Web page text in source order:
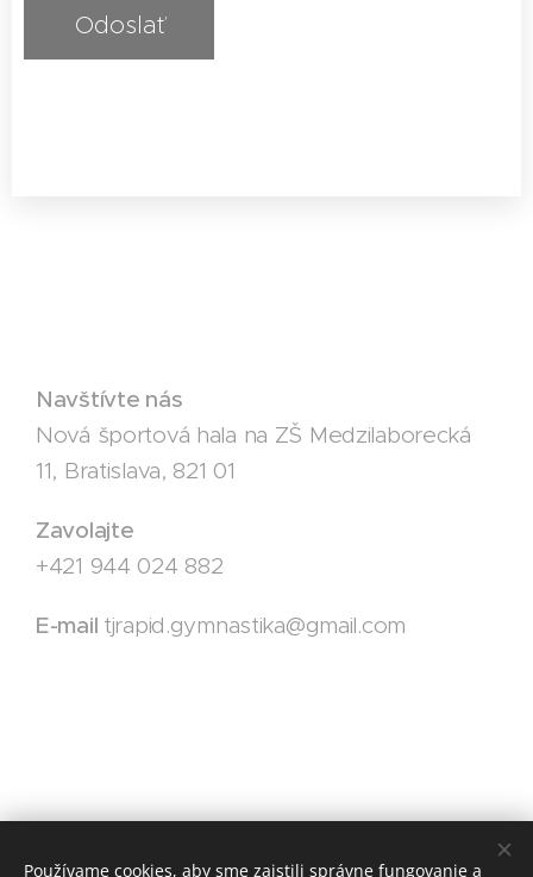
Odoslať
Navštívte nás
Nová športová hala na ZŠ Medzilaborecká
11, Bratislava, 821 01
Zavolajte
+421 944 024 882
E-mail tjrapid.gymnastika@gmail.com
Používame cookies, aby sme zaistili správne fungovanie a